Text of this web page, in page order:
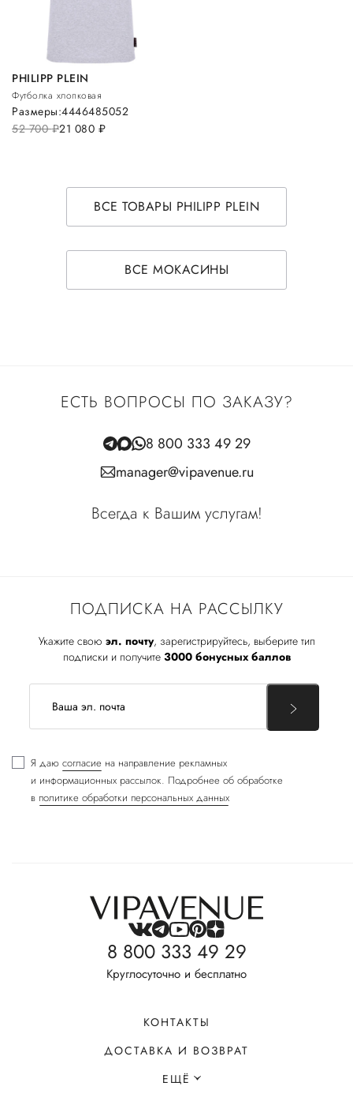
PHILIPP PLEIN
Футболка хлопковая
52 700руб.21 080 руб.
Размеры:4446485052
ВСЕ ТОВАРЫ PHILIPP PLEIN
ВСЕ МОКАСИНЫ
ПОДПИСКА НА РАССЫЛКУ
Укажите свою эл. почту, зарегистрируйтесь, выберите тип
подписки и получите 3000 бонусных баллов
Я даю согласие на направление рекламных
и информационных рассылок. Подробнее об обработке
в политике обработки персональных данных
ЕСТЬ ВОПРОСЫ ПО ЗАКАЗУ?
8 800 333 49 29
manager@vipavenue.ru
Всегда к Вашим услугам!
8 800 333 49 29
Круглосуточно и бесплатно
КОНТАКТЫ
ДОСТАВКА И ВОЗВРАТ
ЕЩЁ